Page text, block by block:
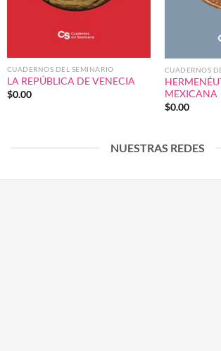
CUADERNOS DEL SEMINARIO
LA REPÚBLICA DE VENECIA
$0.00
CUADERNOS
MEXICANA
$0.00
NUESTRAS REDES